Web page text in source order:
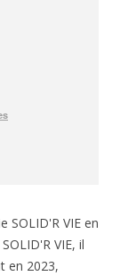
SOLID'R VIE en
VIE, il
en 2023,